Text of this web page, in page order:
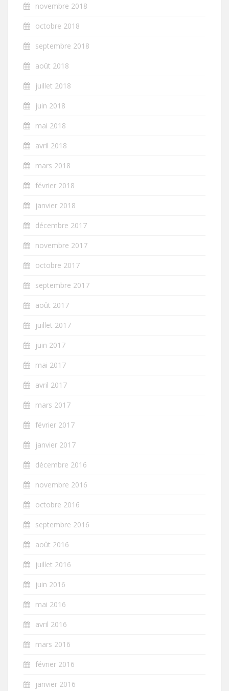
novembre 2018
octobre 2018
septembre 2018
août 2018
juillet 2018
juin 2018
mai 2018
avril 2018
mars 2018
février 2018
janvier 2018
décembre 2017
novembre 2017
octobre 2017
septembre 2017
août 2017
juillet 2017
juin 2017
mai 2017
avril 2017
mars 2017
février 2017
janvier 2017
décembre 2016
novembre 2016
octobre 2016
septembre 2016
août 2016
juillet 2016
juin 2016
mai 2016
avril 2016
mars 2016
février 2016
janvier 2016